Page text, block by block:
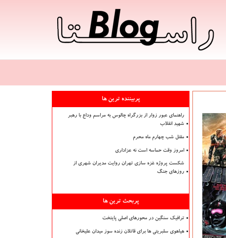
پربیننده ترین ها
راهنمای عبور زوار از بزرگراه چالوس به مراسم وداع با رهبر
شهید انقلاب
مقتل شب چهارم ماه محرم
امروز وقت حماسه است نه عزاداری
شکست پروژه غزه سازی تهران روایت مدیران شهری از
روزهای جنگ
پربحث ترین ها
ترافیک سنگین در محورهای اصلی پایتخت
هیاهوی سلبریتی ها برای قاتلان زنده سوز میدان علیخانی